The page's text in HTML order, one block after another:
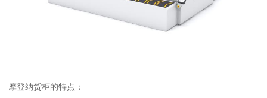
摩登纳货柜的特点：